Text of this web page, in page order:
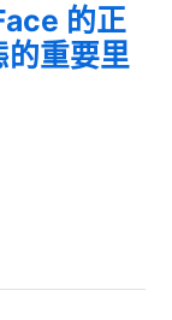
的正
重要里